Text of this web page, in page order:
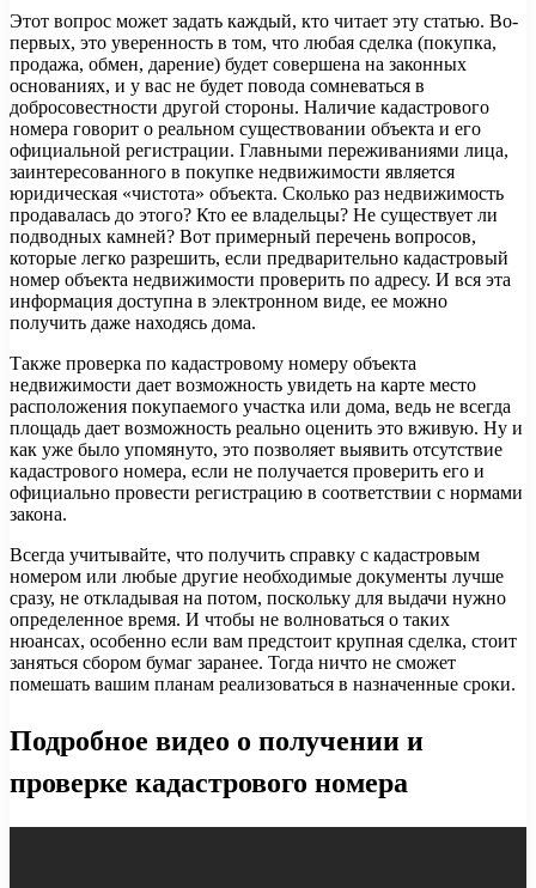
Этот вопрос может задать каждый, кто читает эту статью. Во-
первых, это уверенность в том, что любая сделка (покупка,
продажа, обмен, дарение) будет совершена на законных
основаниях, и у вас не будет повода сомневаться в
добросовестности другой стороны. Наличие кадастрового
номера говорит о реальном существовании объекта и его
официальной регистрации. Главными переживаниями лица,
заинтересованного в покупке недвижимости является
юридическая «чистота» объекта. Сколько раз недвижимость
продавалась до этого? Кто ее владельцы? Не существует ли
подводных камней? Вот примерный перечень вопросов,
которые легко разрешить, если предварительно кадастровый
номер объекта недвижимости проверить по адресу. И вся эта
информация доступна в электронном виде, ее можно
получить даже находясь дома.
Также проверка по кадастровому номеру объекта
недвижимости дает возможность увидеть на карте место
расположения покупаемого участка или дома, ведь не всегда
площадь дает возможность реально оценить это вживую. Ну и
как уже было упомянуто, это позволяет выявить отсутствие
кадастрового номера, если не получается проверить его и
официально провести регистрацию в соответствии с нормами
закона.
Всегда учитывайте, что получить справку с кадастровым
номером или любые другие необходимые документы лучше
сразу, не откладывая на потом, поскольку для выдачи нужно
определенное время. И чтобы не волноваться о таких
нюансах, особенно если вам предстоит крупная сделка, стоит
заняться сбором бумаг заранее. Тогда ничто не сможет
помешать вашим планам реализоваться в назначенные сроки.
Подробное видео о получении и
проверке кадастрового номера